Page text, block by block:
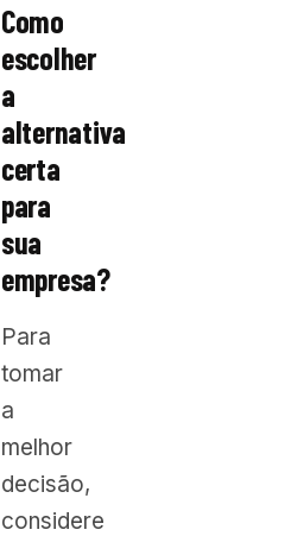
Como
escolher
a
alternativa
certa
para
sua
empresa?
Para
tomar
a
melhor
decisão,
considere